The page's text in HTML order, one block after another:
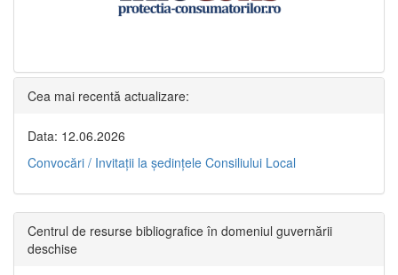
Cea mai recentă actualizare:
Data: 12.06.2026
Convocări / Invitaţii la şedinţele Consiliului Local
Centrul de resurse bibliografice în domeniul guvernării
deschise